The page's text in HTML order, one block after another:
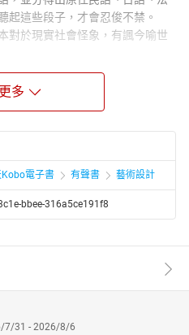
起這些段子，才會忍俊不禁。
對於現實社會怪象，有諷今喻世
不唱高調，不唬嚨大家，不吐槽
在歷史軌跡盤旋，在日常生活跳
創造。只要聽眾喜歡聽，聽得過
多
電子書 有聲書 藝術設計
bbee-316a5ce191f8
7/31 - 2026/8/6